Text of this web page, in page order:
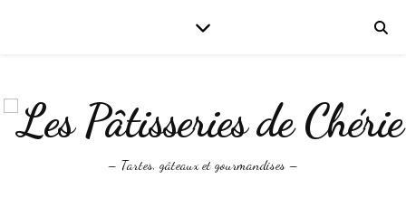
– Tartes, gâteaux et gourmandises –